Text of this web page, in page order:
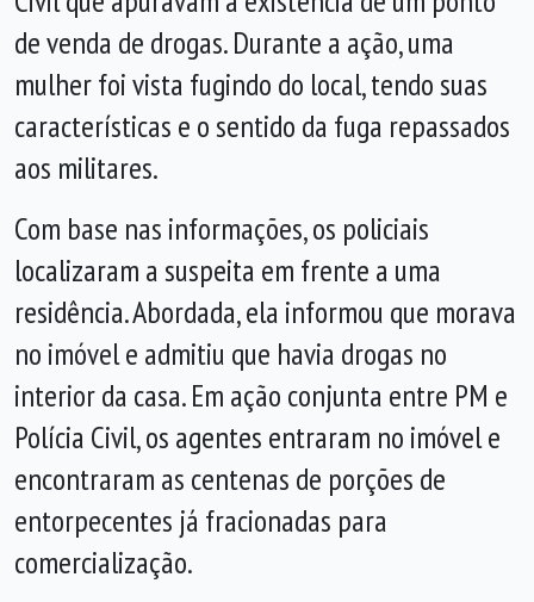
de venda de drogas. Durante a ação, uma
mulher foi vista fugindo do local, tendo suas
características e o sentido da fuga repassados
aos militares.
Com base nas informações, os policiais
localizaram a suspeita em frente a uma
residência. Abordada, ela informou que morava
no imóvel e admitiu que havia drogas no
interior da casa. Em ação conjunta entre PM e
Polícia Civil, os agentes entraram no imóvel e
encontraram as centenas de porções de
entorpecentes já fracionadas para
comercialização.